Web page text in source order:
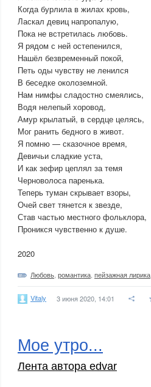
Когда бурлила в жилах кровь,
Ласкал девиц напропалую,
Пока не встретилась любовь.
Я рядом с ней остепенился,
Нашёл безвременный покой,
Петь оды чувству не ленился
В беседке околоземной.
Нам нимфы сладостно смеялись,
Водя нелепый хоровод,
Амур крылатый, в сердце целясь,
Мог ранить бедного в живот.
Я помню — сказочное время,
Девичьи сладкие уста,
И как зефир цеплял за темя
Черноволоса паренька.
Теперь туман скрывает взоры,
Очей свет тянется к звезде,
Став частью местного фольклора,
Проникся чувственно к душе.
2020
Любовь романтика пейзажная лирика
Vitaly 3 июня 2020, 14:01
Мое утро...
Лента автора edvar